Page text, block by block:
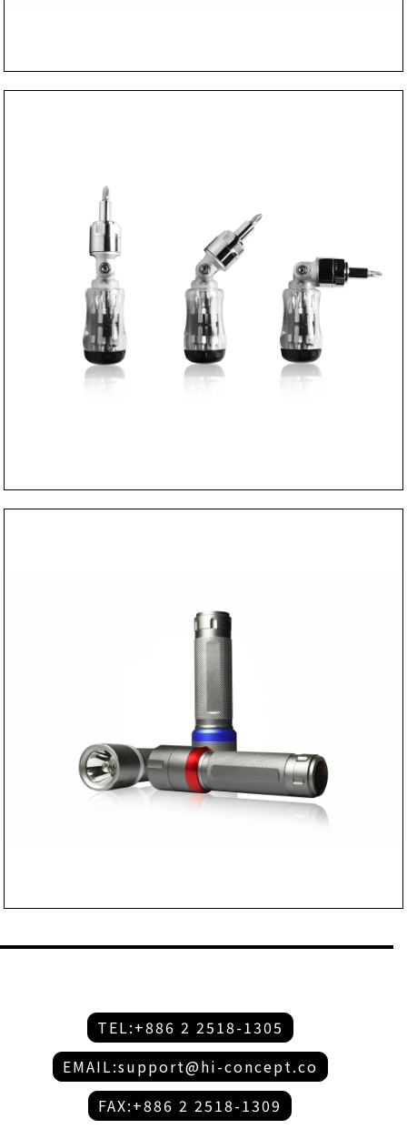
TEL:+886 2 2518-1305
EMAIL:support@hi-concept.co
FAX:+886 2 2518-1309